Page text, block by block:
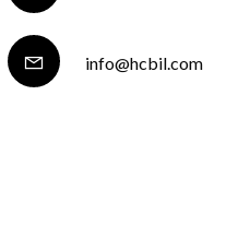
info@hcbil.com